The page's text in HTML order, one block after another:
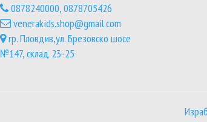
0878240000, 0878705426
venerakids.shop@gmail.com
гр. Пловдив,ул. Брезовско шосе
№147, склад 23-25